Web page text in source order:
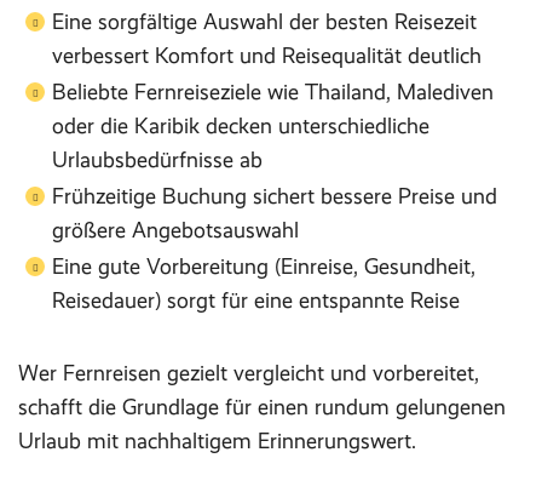
Eine sorgfältige Auswahl der besten Reisezeit
verbessert Komfort und Reisequalität deutlich
Beliebte Fernreiseziele wie Thailand, Malediven
oder die Karibik decken unterschiedliche
Urlaubsbedürfnisse ab
Frühzeitige Buchung sichert bessere Preise und
größere Angebotsauswahl
Eine gute Vorbereitung (Einreise, Gesundheit,
Reisedauer) sorgt für eine entspannte Reise
Wer Fernreisen gezielt vergleicht und vorbereitet,
schafft die Grundlage für einen rundum gelungenen
Urlaub mit nachhaltigem Erinnerungswert.